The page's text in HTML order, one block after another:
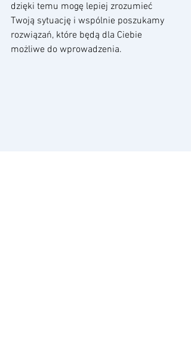
dzięki temu mogę lepiej zrozumieć
Twoją sytuację i wspólnie poszukamy
rozwiązań, które będą dla Ciebie
możliwe do wprowadzenia.